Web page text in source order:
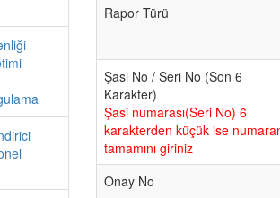
Rapor Türü
Şasi No / Seri No (Son 6
Karakter)
Şasi numarası(Seri No) 6
karakterden küçük ise
tamamını giriniz
Onay No